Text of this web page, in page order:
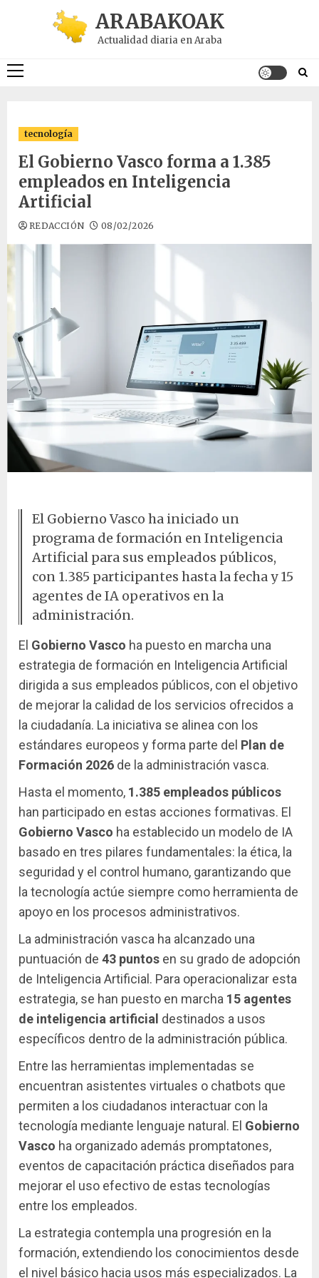
ARABAKOAK
Actualidad diaria en Araba
Menú
tecnología
El Gobierno Vasco forma a 1.385
empleados en Inteligencia
Artificial
REDACCIÓN 08/02/2026
El Gobierno Vasco ha iniciado un
programa de formación en Inteligencia
Artificial para sus empleados públicos,
con 1.385 participantes hasta la fecha y 15
agentes de IA operativos en la
administración.
El Gobierno Vasco ha puesto en marcha una
estrategia de formación en Inteligencia Artificial
dirigida a sus empleados públicos, con el objetivo
de mejorar la calidad de los servicios ofrecidos a
la ciudadanía. La iniciativa se alinea con los
estándares europeos y forma parte del Plan de
Formación 2026 de la administración vasca.
Hasta el momento, 1.385 empleados públicos
han participado en estas acciones formativas. El
Gobierno Vasco ha establecido un modelo de IA
basado en tres pilares fundamentales: la ética, la
seguridad y el control humano, garantizando que
la tecnología actúe siempre como herramienta de
apoyo en los procesos administrativos.
La administración vasca ha alcanzado una
puntuación de 43 puntos en su grado de adopción
de Inteligencia Artificial. Para operacionalizar esta
estrategia, se han puesto en marcha 15 agentes
de inteligencia artificial destinados a usos
específicos dentro de la administración pública.
Entre las herramientas implementadas se
encuentran asistentes virtuales o chatbots que
permiten a los ciudadanos interactuar con la
tecnología mediante lenguaje natural. El Gobierno
Vasco ha organizado además promptatones,
eventos de capacitación práctica diseñados para
mejorar el uso efectivo de estas tecnologías
entre los empleados.
La estrategia contempla una progresión en la
formación, extendiendo los conocimientos desde
el nivel básico hacia usos más especializados. La